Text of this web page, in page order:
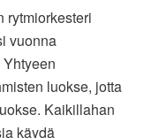
rytmiorkesteri
vuonna
luokse, jotta
Kaikillahan
käydä